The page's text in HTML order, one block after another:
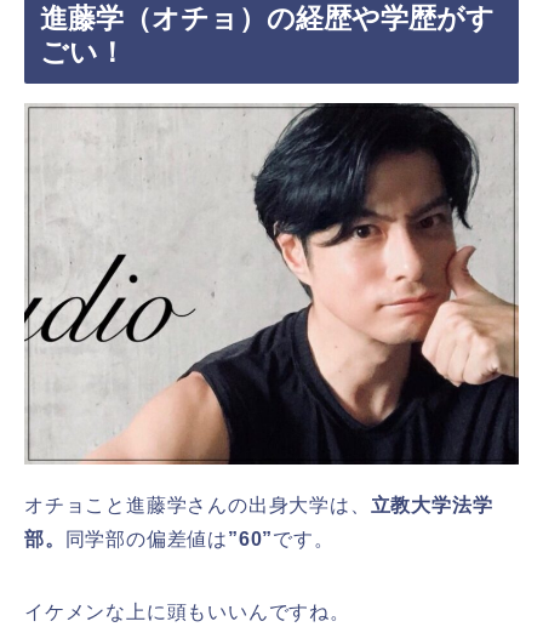
進藤学（オチョ）の経歴や学歴がす
ごい！
オチョこと進藤学さんの出身大学は、 立教大学法学
部。
同学部の偏差値は”60”です。
イケメンな上に頭もいいんですね。